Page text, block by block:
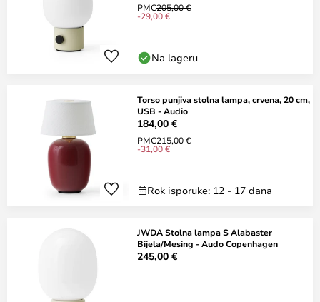
PMC205,00 €
-29,00 €
Na lageru
Torso punjiva stolna lampa, crvena, 20 cm,
USB - Audio
184,00 €
PMC215,00 €
-31,00 €
Rok isporuke: 12 - 17 dana
JWDA Stolna lampa S Alabaster
Bijela/Mesing - Audo Copenhagen
245,00 €